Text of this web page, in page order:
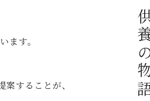
供養
ます。
案することが、